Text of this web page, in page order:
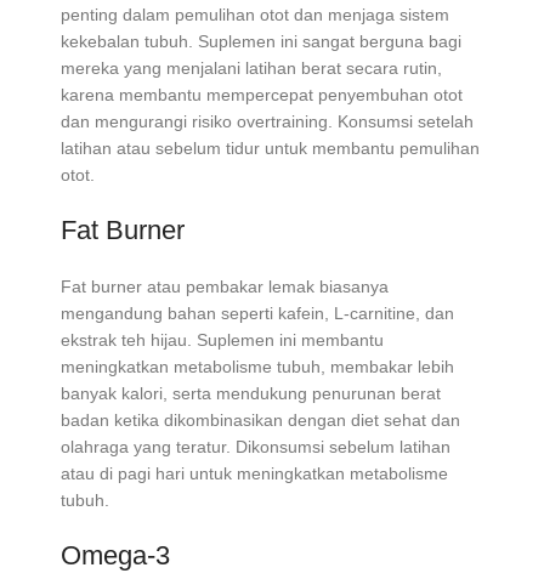
penting dalam pemulihan otot dan menjaga sistem
kekebalan tubuh. Suplemen ini sangat berguna bagi
mereka yang menjalani latihan berat secara rutin,
karena membantu mempercepat penyembuhan otot
dan mengurangi risiko overtraining. Konsumsi setelah
latihan atau sebelum tidur untuk membantu pemulihan
otot.
Fat Burner
Fat burner atau pembakar lemak biasanya
mengandung bahan seperti kafein, L-carnitine, dan
ekstrak teh hijau. Suplemen ini membantu
meningkatkan metabolisme tubuh, membakar lebih
banyak kalori, serta mendukung penurunan berat
badan ketika dikombinasikan dengan diet sehat dan
olahraga yang teratur. Dikonsumsi sebelum latihan
atau di pagi hari untuk meningkatkan metabolisme
tubuh.
Omega-3